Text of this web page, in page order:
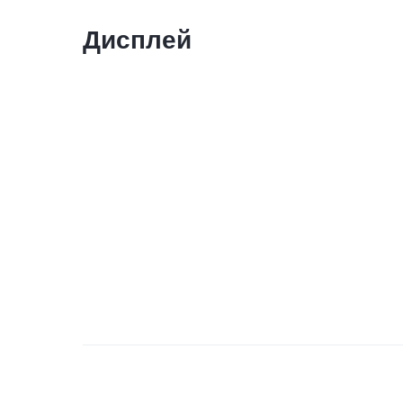
Дисплей